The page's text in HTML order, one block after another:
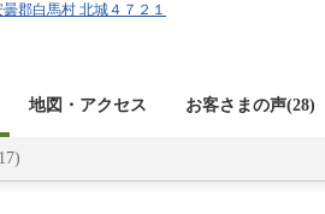
郡白馬村 北城４７２１
地図・アクセス お客さまの声(28)